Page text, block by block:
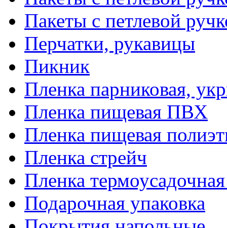
Пакеты с петлевой
Перчатки, рукавицы
Пикник
Пленка парниковая,
Пленка пищевая ПВХ
Пленка пищевая
Пленка стрейч
Пленка
Подарочная упаковка